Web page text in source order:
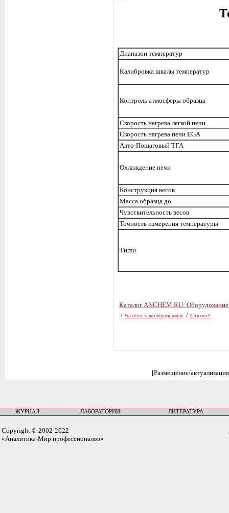
Диапазон температур
Калибровка шкалы температур
Контроль атмосферы образца
Скорость нагрева легкой печи
Скорость нагрева печи EGA
Авто-Пошаговый ТГА
Охлаждение печи
Конструкция весов
Масса образца до
Чувствительность весов
Точность измерения температуры
Тигли
Каталог ANCHEM.RU:
/ Указатель типа оборудования / # Aрхив #
[Размещение/
ЖУРНАЛ ЛАБОРАТОРИИ ЛИТЕРАТУРА
Copyright © 2002-2022
«Аналитика-Мир профессионалов»